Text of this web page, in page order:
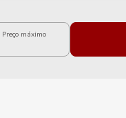
Preço máximo